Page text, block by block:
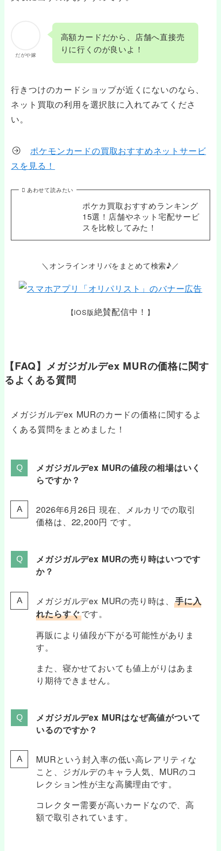
だがや嫁
高額カードだから、店舗へ直接売
りに行くのが良いよ！
行きつけのカードショップが近くにないのなら、
ネット買取の利用を選択肢に入れてみてくださ
い。
ポケモンカードの買取おすすめネットサービ
スを見る！
あわせて読みたい
ポケカ買取おすすめランキング
15選！店舗やネット宅配サービ
スを比較してみた！
＼オンラインオリパをまとめて検索♪／
【iOS版絶賛配信中！ 】
【FAQ】メガジガルデex MURの価格に関す
るよくある質問
メガジガルデex MURのカードの価格に関するよ
くある質問をまとめました！
メガジガルデex MURの値段の相場はいく
らですか？
2026年6月26日 現在、メルカリでの取引
価格は、22,200円 です。
メガジガルデex MURの売り時はいつです
か？
メガジガルデex MURの売り時は、
手に入
れたらすぐです。
再販により値段が下がる可能性がありま
す。
また、寝かせておいても値上がりはあま
り期待できません。
メガジガルデex MURはなぜ高値がついて
いるのですか？
MURという封入率の低い高レアリティな
こと、ジガルデのキャラ人気、MURのコ
レクション性が主な高騰理由です。
コレクター需要が高いカードなので、高
額で取引されています。